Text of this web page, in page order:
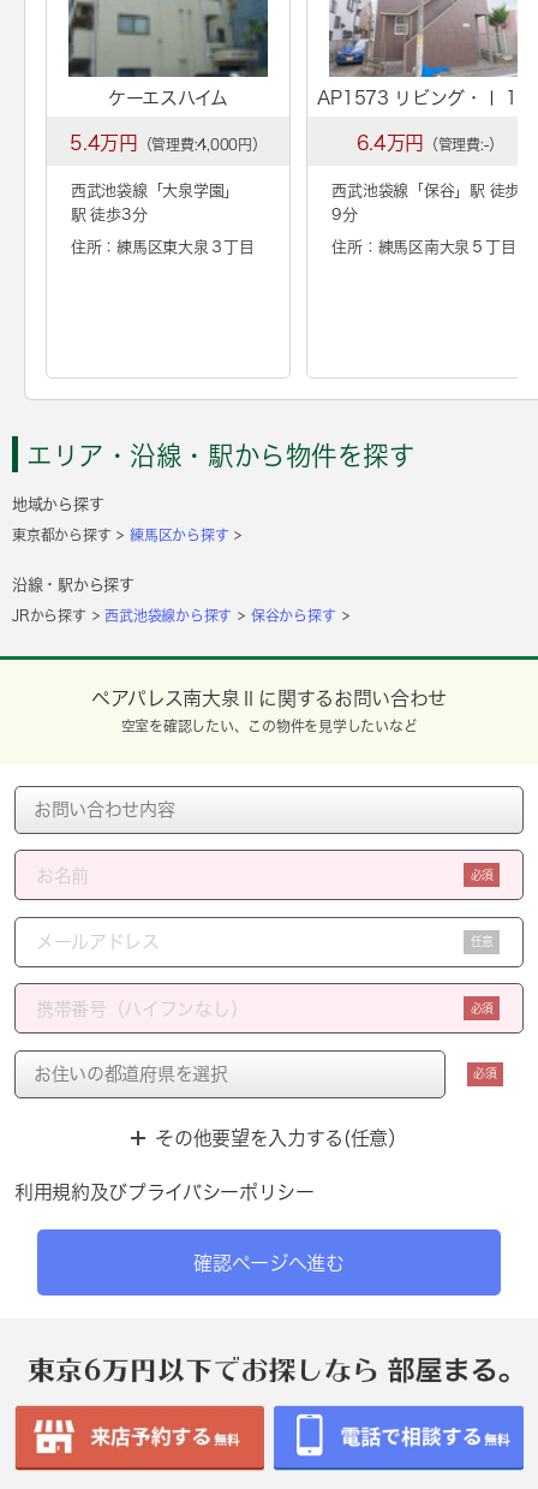
ケーエスハイム
5.4万円 （管理費:4,000円）
西武池袋線「大泉学園 」
駅 徒歩3分
住所：練馬区東大泉３丁目
AP1573 リビング・Ⅰ
6.4万円 （管理費:-）
西武池袋線「 保谷」駅 徒歩
9分
住所：練馬区南大泉５丁目
エリア・沿線・駅から物件を探す
地域から探す
東京都から探す 練馬区から探す
沿線・駅から探す
JRから探す 西武池袋線から探す 保谷から探す
ペアパレス南大泉Ⅱに関するお問い合わせ
空室を確認したい、この物件を見学したいなど
必須
任意
必須
必須
その他要望を入力する(任意）
利用規約及びプライバシーポリシー
確認ページへ進む